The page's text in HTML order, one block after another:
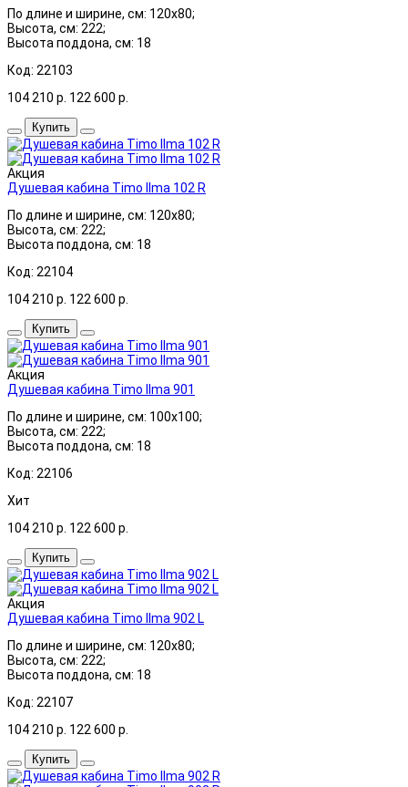
По длине и ширине, см: 120x80;
Высота, см: 222;
Высота поддона, см: 18
Код: 22103
104 210 р. 122 600 р.
Купить
Акция
Душевая кабина Timo Ilma 102 R
По длине и ширине, см: 120x80;
Высота, см: 222;
Высота поддона, см: 18
Код: 22104
104 210 р. 122 600 р.
Купить
Акция
Душевая кабина Timo Ilma 901
По длине и ширине, см: 100x100;
Высота, см: 222;
Высота поддона, см: 18
Код: 22106
Хит
104 210 р. 122 600 р.
Купить
Акция
Душевая кабина Timo Ilma 902 L
По длине и ширине, см: 120x80;
Высота, см: 222;
Высота поддона, см: 18
Код: 22107
104 210 р. 122 600 р.
Купить